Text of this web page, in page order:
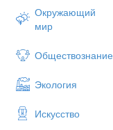
Окружающий
мир
Обществознание
Экология
Искусство